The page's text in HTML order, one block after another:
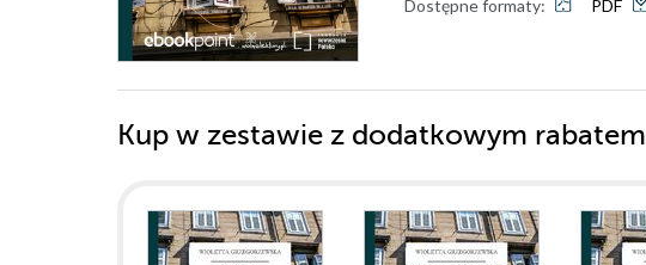
Dostępne formaty:
PDF
Kup w zestawie z dodatkowym rabatem